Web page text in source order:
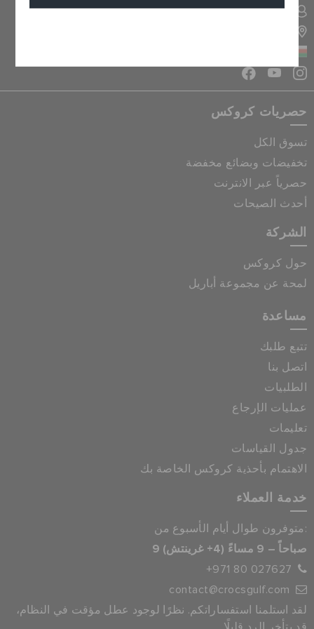
تسجيل الدخول الى حسابي
حصريات كروكس
تسوق الكل
تخفيضات وبضائع مخفضة
حصرياً عبر الانترنت
أحدث الصيحات
الشركة
حول كروكس
لمحة عن مجموعة أباريل
مساعدة
تتبع طلبك
اتصل بنا
الطلبيات
عمليات الإرجاع
تعليمات
جدول القياسات
الاهتمام بأحذية كروكس الخاصة بك
خدمة العملاء
متوفرون طوال أيام الأسبوع من:
9 صباحاً – 9 مساءً (4+ غرينتش)
+971 80 027627
contact@crocsgulf.com
لقد استلمنا استفساراتكم. نظرًا لوجود عطل مؤقت في النظام،
قد يتأخر الرد قليلًا